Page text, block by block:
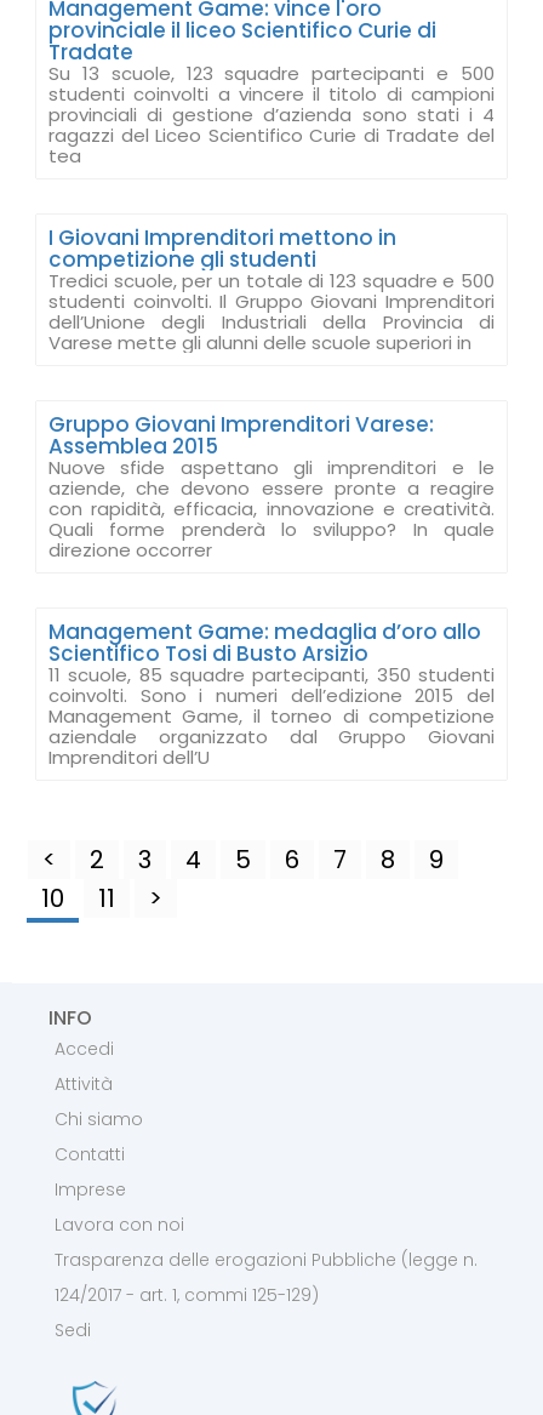
Management Game: vince l'oro
provinciale il liceo Scientifico Curie di
Tradate
Su 13 scuole, 123 squadre partecipanti e 500
studenti coinvolti a vincere il titolo di campioni
provinciali di gestione d’azienda sono stati i 4
ragazzi del Liceo Scientifico Curie di Tradate del
tea
I Giovani Imprenditori mettono in
competizione gli studenti
Tredici scuole, per un totale di 123 squadre e 500
studenti coinvolti. Il Gruppo Giovani Imprenditori
dell’Unione degli Industriali della Provincia di
Varese mette gli alunni delle scuole superiori in
Gruppo Giovani Imprenditori Varese:
Assemblea 2015
Nuove sfide aspettano gli imprenditori e le
aziende, che devono essere pronte a reagire
con rapidità, efficacia, innovazione e creatività.
Quali forme prenderà lo sviluppo? In quale
direzione occorrer
Management Game: medaglia d’oro allo
Scientifico Tosi di Busto Arsizio
11 scuole, 85 squadre partecipanti, 350 studenti
coinvolti. Sono i numeri dell’edizione 2015 del
Management Game, il torneo di competizione
aziendale organizzato dal Gruppo Giovani
Imprenditori dell’U
< 2 3 4 5 6 7 8
9
10
11 >
INFO
Accedi
Attività
Chi siamo
Contatti
Imprese
Lavora con noi
Trasparenza delle erogazioni Pubbliche (legge n.
124/2017 - art. 1, commi 125-129)
Sedi